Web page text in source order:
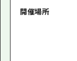
開催場所